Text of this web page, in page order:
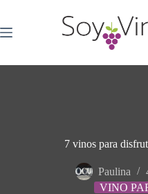
7 vinos para
Paulina
VINO